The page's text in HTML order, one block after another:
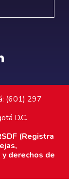
(601) 297
D.C.
(Registra
derechos de